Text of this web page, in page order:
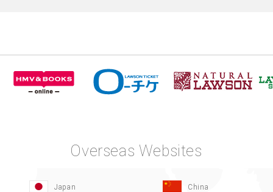
Overseas Websites
Japan China